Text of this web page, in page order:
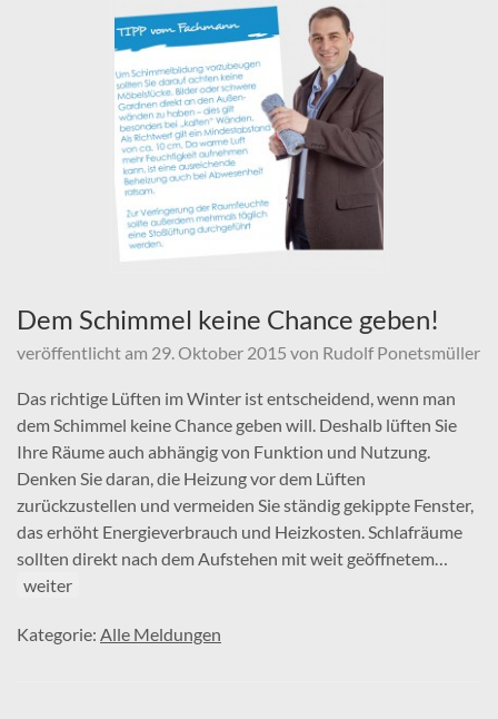
Dem Schimmel keine Chance geben!
veröffentlicht am 29. Oktober 2015 von Rudolf Ponetsmüller
Das richtige Lüften im Winter ist entscheidend, wenn man
dem Schimmel keine Chance geben will. Deshalb lüften Sie
Ihre Räume auch abhängig von Funktion und Nutzung.
Denken Sie daran, die Heizung vor dem Lüften
zurückzustellen und vermeiden Sie ständig gekippte Fenster,
das erhöht Energieverbrauch und Heizkosten. Schlafräume
sollten direkt nach dem Aufstehen mit weit geöffnetem…
weiter
Kategorie: Alle Meldungen